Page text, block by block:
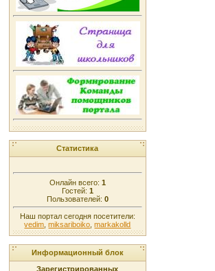
Статистика
Онлайн всего: 1
Гостей: 1
Пользователей: 0
Наш портал сегодня посетители:
vedim ,miksariboiko ,markakolld
Информационный блок
Зарегистрированных